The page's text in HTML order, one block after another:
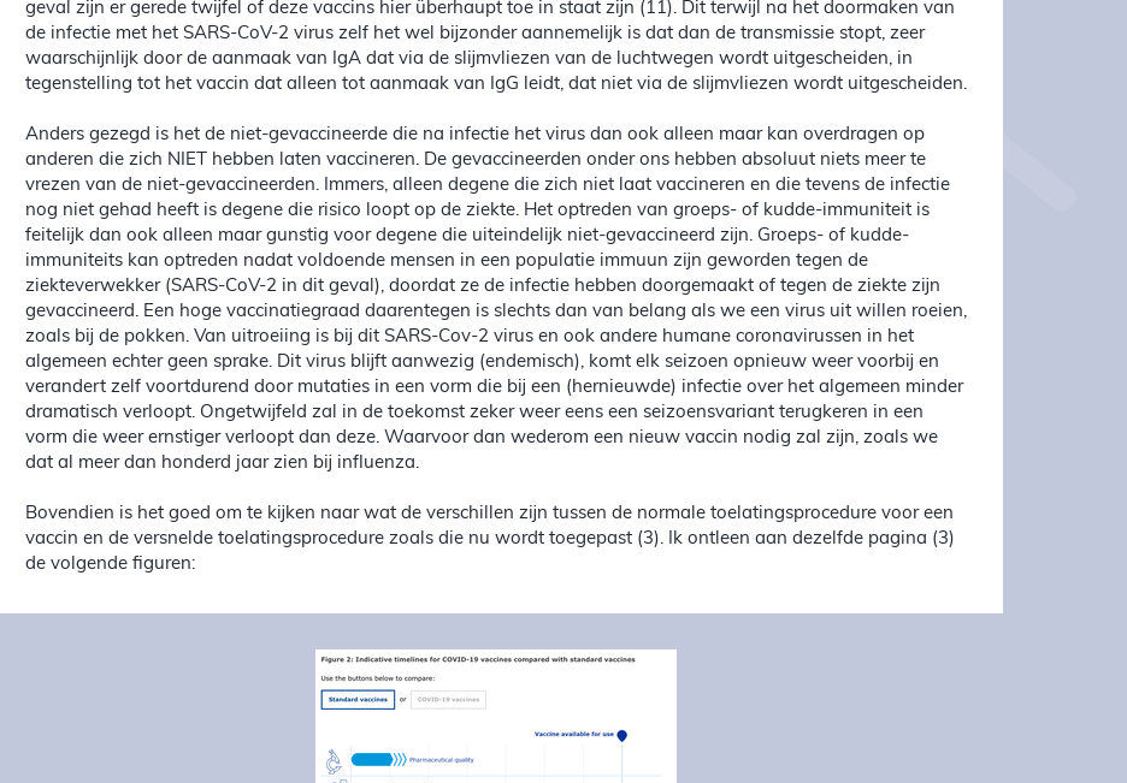
geval zijn er gerede twijfel of deze vaccins hier überhaupt toe in staat zijn (11). Dit terwijl na het doormaken van
de infectie met het SARS-CoV-2 virus zelf het wel bijzonder aannemelijk is dat dan de transmissie stopt, zeer
waarschijnlijk door de aanmaak van IgA dat via de slijmvliezen van de luchtwegen wordt uitgescheiden, in
tegenstelling tot het vaccin dat alleen tot aanmaak van IgG leidt, dat niet via de slijmvliezen wordt uitgescheiden.
Anders gezegd is het de niet-gevaccineerde die na infectie het virus dan ook alleen maar kan overdragen op
anderen die zich NIET hebben laten vaccineren. De gevaccineerden onder ons hebben absoluut niets meer te
vrezen van de niet-gevaccineerden. Immers, alleen degene die zich niet laat vaccineren en die tevens de infectie
nog niet gehad heeft is degene die risico loopt op de ziekte. Het optreden van groeps- of kudde-immuniteit is
feitelijk dan ook alleen maar gunstig voor degene die uiteindelijk niet-gevaccineerd zijn. Groeps- of kudde-
immuniteits kan optreden nadat voldoende mensen in een populatie immuun zijn geworden tegen de
ziekteverwekker (SARS-CoV-2 in dit geval), doordat ze de infectie hebben doorgemaakt of tegen de ziekte zijn
gevaccineerd. Een hoge vaccinatiegraad daarentegen is slechts dan van belang als we een virus uit willen roeien,
zoals bij de pokken. Van uitroeiing is bij dit SARS-Cov-2 virus en ook andere humane coronavirussen in het
algemeen echter geen sprake. Dit virus blijft aanwezig (endemisch), komt elk seizoen opnieuw weer voorbij en
verandert zelf voortdurend door mutaties in een vorm die bij een (hernieuwde) infectie over het algemeen minder
dramatisch verloopt. Ongetwijfeld zal in de toekomst zeker weer eens een seizoensvariant terugkeren in een
vorm die weer ernstiger verloopt dan deze. Waarvoor dan wederom een nieuw vaccin nodig zal zijn, zoals we
dat al meer dan honderd jaar zien bij influenza.
Bovendien is het goed om te kijken naar wat de verschillen zijn tussen de normale toelatingsprocedure voor een
vaccin en de versnelde toelatingsprocedure zoals die nu wordt toegepast (3). Ik ontleen aan dezelfde pagina (3)
de volgende figuren: